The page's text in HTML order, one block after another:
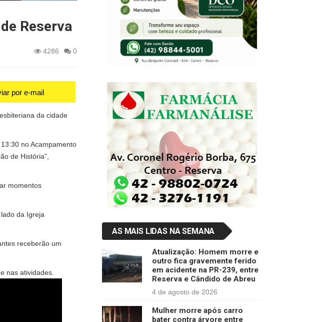
Reserva
4286 0
por e-mail
da cidade
no Acampamento
de História”,
momentos
da Igreja
receberão um
nas atividades.
AS MAIS LIDAS NA SEMANA
Atualização: Homem morre e
outro fica gravemente ferido
em acidente na PR-239, entre
Reserva e Cândido de Abreu
4 de agosto de 2026
Mulher morre após carro
bater contra árvore entre